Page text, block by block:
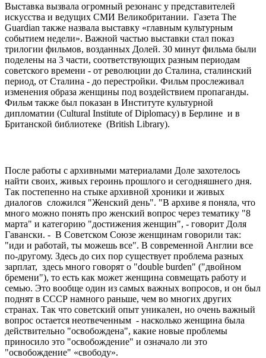
Выставка вызвала огромный резонанс у представителей
искусства и ведущих СМИ Великобритании. Газета The
Guardian также назвала выставку «главным культурным
событием недели». Важной частью выставки стал показ
трилогии фильмов, возданных Долей. 30 минут фильма были
поделены на 3 части, соответствующих разным периодам
советского времени - от революции до Сталина, сталинский
период, от Сталина - до перестройки. Фильм прослеживал
изменения образа женщины под воздействием пропаганды.
Фильм также был показан в Институте культурной
дипломатии (Сultural Institute of Diplomacy) в Берлине и в
Британской библиотеке (British Library).
После работы с архивными материалами Доле захотелось
найти своих, живых героинь прошлого и сегодняшнего дня.
Так постепенно на стыке архивной хроники и живых
диалогов сложился "Женский день". "В архиве я поняла, что
много можно понять про женский вопрос через тематику "8
марта" и категорию "достижения женщин", - говорит Доля
Гавански. - В Советском Союзе женщинам говорили так:
"иди и работай, ты можешь все". В современной Англии все
по-другому. Здесь до сих пор существует проблема разных
зарплат, здесь много говорят о "double burden" ("двойном
бремени"), то есть как может женщина совмещать работу и
семью. Это вообще один из самых важных вопросов, и он был
поднят в СССР намного раньше, чем во многих других
странах. Так что советский опыт уникален, но очень важный
вопрос остается неотвеченным - насколько женщина была
действительно "освобождена", какие новые проблемы
приносило это "освобождение" и означало ли это
"освобождение" «свободу».